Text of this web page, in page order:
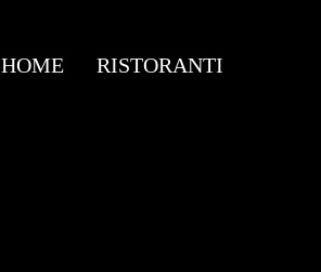
HOME RISTORANTI